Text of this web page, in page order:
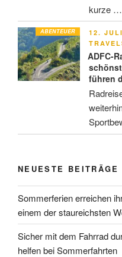
kurze …
ABENTEUER
AM
12.
ADFC-
führen
NEUESTE BEITRÄGE
Sommerferien erreichen
einem der staureichsten
Sicher mit dem Fahrrad
helfen bei Sommerfahrten